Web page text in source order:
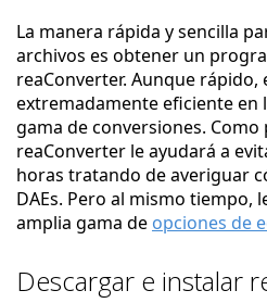
La manera rápida y sencilla
archivos es obtener un
reaConverter. Aunque rápido,
extremadamente eficiente en
gama de conversiones.
reaConverter le ayudará a
horas tratando de averiguar
DAEs. Pero al mismo tiempo,
amplia gama de opciones de
Descargar e instalar